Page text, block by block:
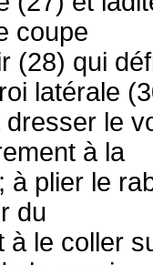
coupe
(28) qui
latérale
le
à la
à plier le
du
à le coller